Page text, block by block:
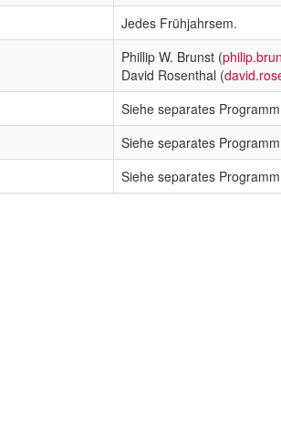
Jedes Frühjahrsem.
Phillip W. Brunst (
David Rosenthal (
Siehe separates
Siehe separates
Siehe separates